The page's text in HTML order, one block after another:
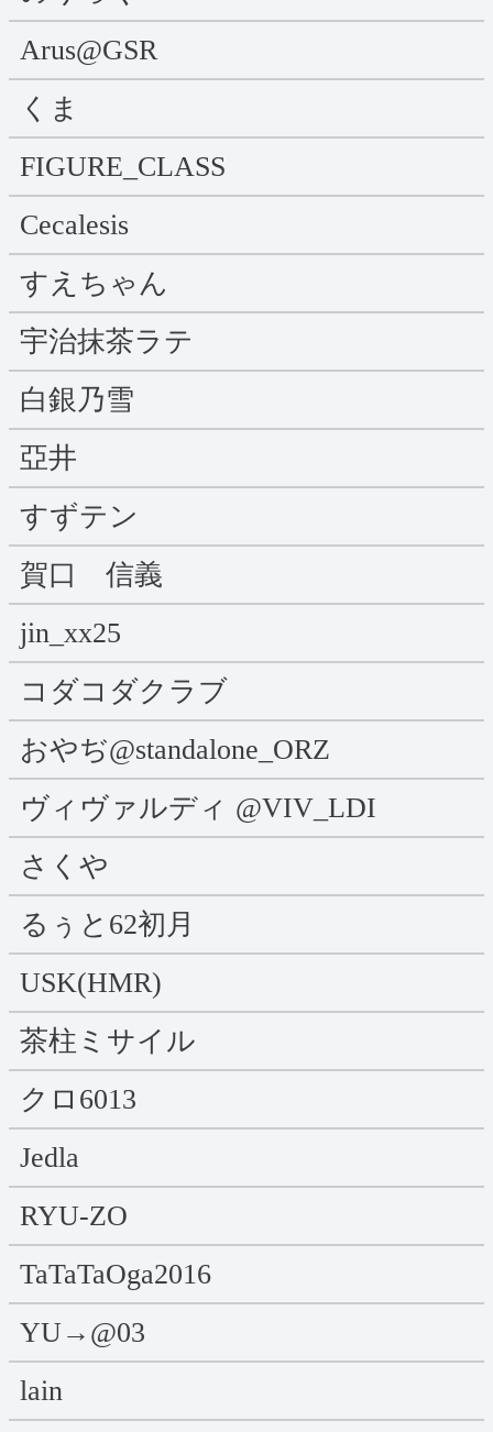
Arus@GSR
くま
FIGURE_CLASS
Cecalesis
すえちゃん
宇治抹茶ラテ
白銀乃雪
亞井
すずテン
賀口 信義
jin_xx25
コダコダクラブ
おやぢ@standalone_ORZ
ヴィヴァルディ @VIV_LDI
さくや
るぅと62初月
USK(HMR)
茶柱ミサイル
クロ6013
Jedla
RYU-ZO
TaTaTaOga2016
YU→@03
lain